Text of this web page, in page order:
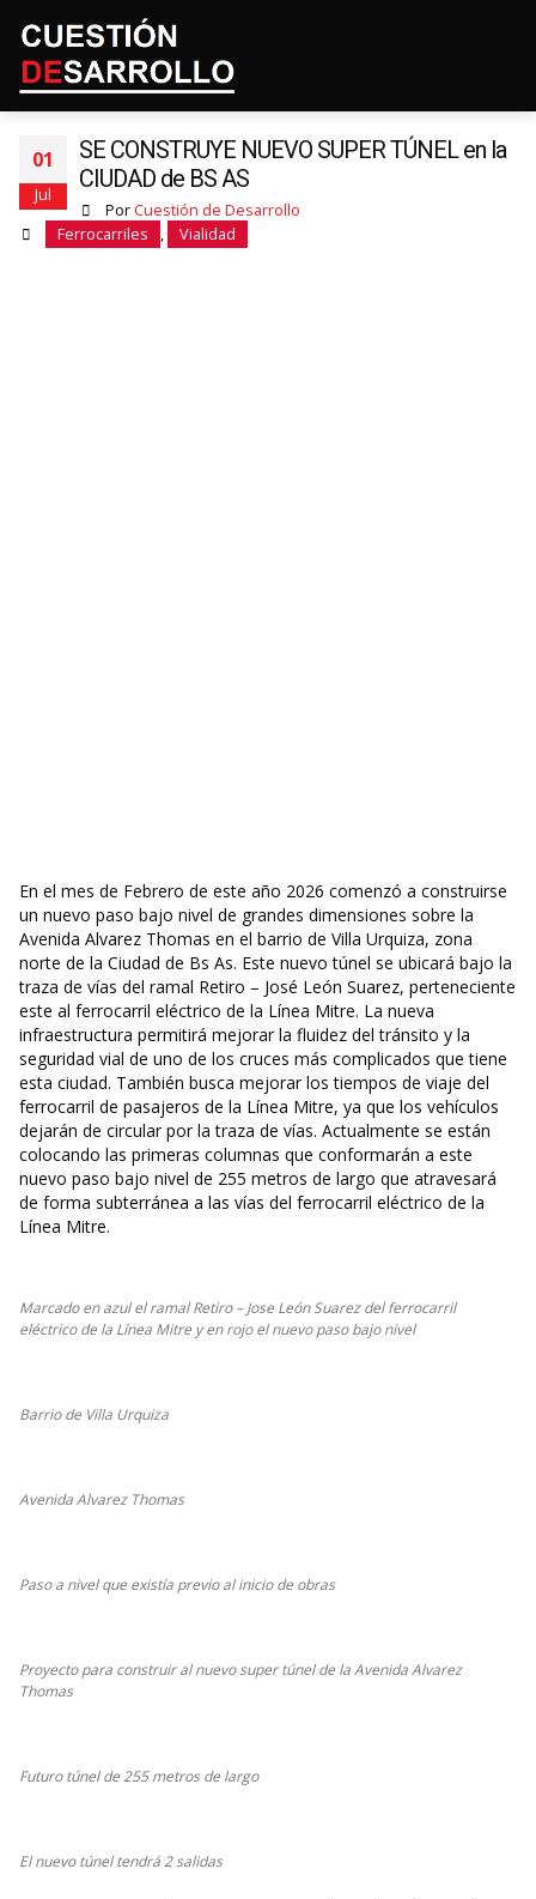
01
Jul
SE CONSTRUYE NUEVO SUPER TÚNEL en la
CIUDAD de BS AS
Por Cuestión de Desarrollo
Ferrocarriles
, Vialidad
En el mes de Febrero de este año 2026 comenzó a construirse
un nuevo paso bajo nivel de grandes dimensiones sobre la
Avenida Alvarez Thomas en el barrio de Villa Urquiza, zona
norte de la Ciudad de Bs As. Este nuevo túnel se ubicará bajo la
traza de vías del ramal Retiro – José León Suarez, perteneciente
este al ferrocarril eléctrico de la Línea Mitre. La nueva
infraestructura permitirá mejorar la fluidez del tránsito y la
seguridad vial de uno de los cruces más complicados que tiene
esta ciudad. También busca mejorar los tiempos de viaje del
ferrocarril de pasajeros de la Línea Mitre, ya que los vehículos
dejarán de circular por la traza de vías. Actualmente se están
colocando las primeras columnas que conformarán a este
nuevo paso bajo nivel de 255 metros de largo que atravesará
de forma subterránea a las vías del ferrocarril eléctrico de la
Línea Mitre.
Marcado en azul el ramal Retiro – Jose León Suarez del ferrocarril
eléctrico de la Línea Mitre y en rojo el nuevo paso bajo nivel
Barrio de Villa Urquiza
Avenida Alvarez Thomas
Paso a nivel que existía previo al inicio de obras
Proyecto para construir al nuevo super túnel de la Avenida Alvarez
Thomas
Futuro túnel de 255 metros de largo
El nuevo túnel tendrá 2 salidas